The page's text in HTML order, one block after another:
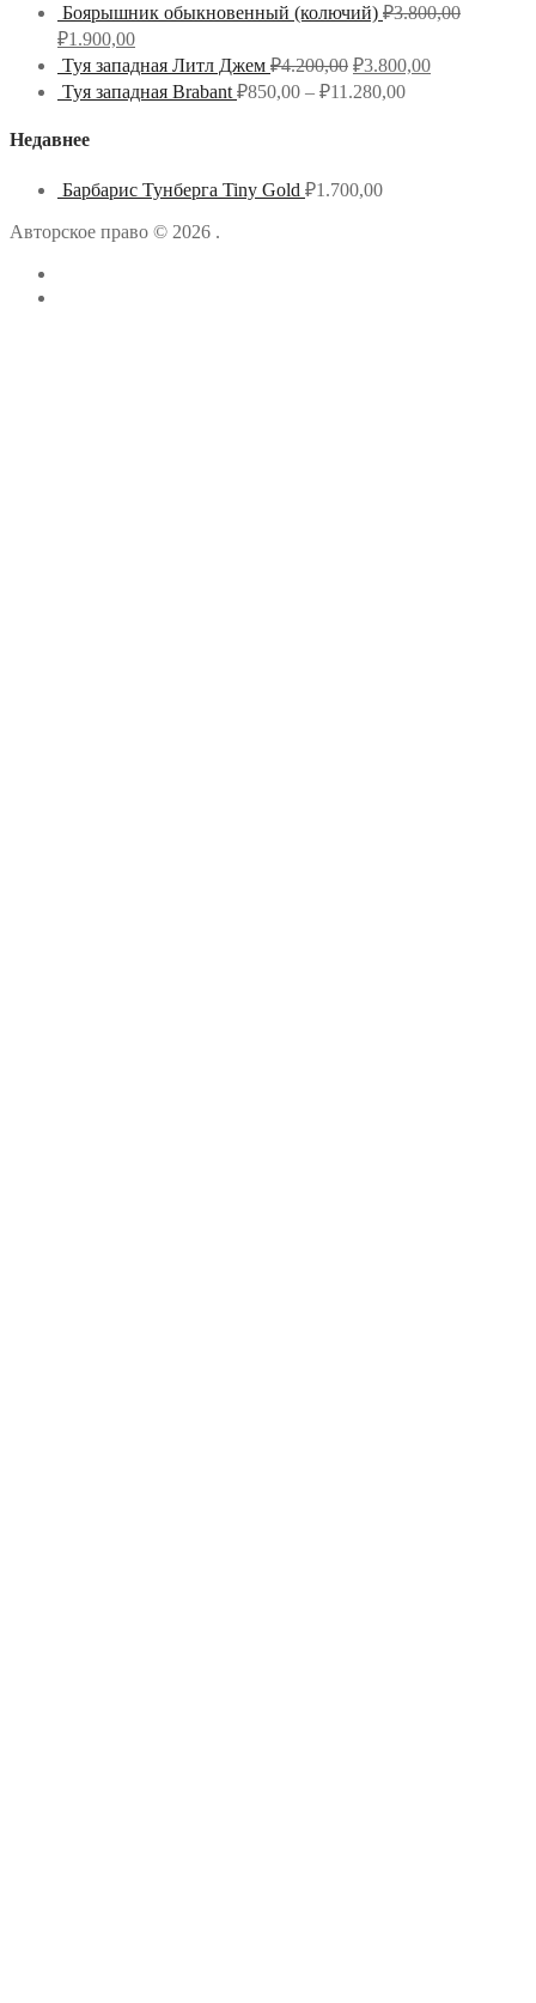
Боярышник обыкновенный (колючий) ₽3.800,00
₽1.900,00
Туя западная Литл Джем ₽4.200,00 ₽3.800,00
Туя западная Brabant ₽850,00 – ₽11.280,00
Недавнее
Барбарис Тунберга Tiny Gold ₽1.700,00
Авторское право © 2026 .